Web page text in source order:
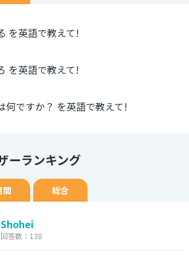
を英語で教えて!
を英語で教えて!
何ですか？ を英語で教えて!
ーランキング
間 総合
Shohei
回答数：138